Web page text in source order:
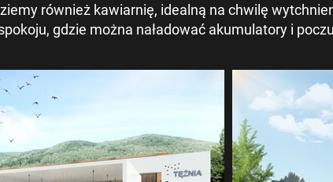
również kawiarnię, idealną na chwilę
gdzie można naładować akumulatory i